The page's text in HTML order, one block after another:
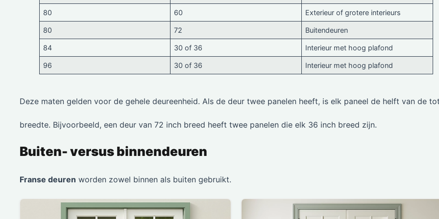
80 60 Exterieur of grotere interieurs
80 72 Buitendeuren
84 30 of 36 Interieur met hoog plafond
96 30 of 36 Interieur met hoog plafond
Deze maten gelden voor de gehele deureenheid. Als de deur twee panelen heeft, is elk paneel de helft van de
breedte. Bijvoorbeeld, een deur van 72 inch breed heeft twee panelen die elk 36 inch breed zijn.
Buiten- versus binnendeuren
Franse deuren worden zowel binnen als buiten gebruikt.